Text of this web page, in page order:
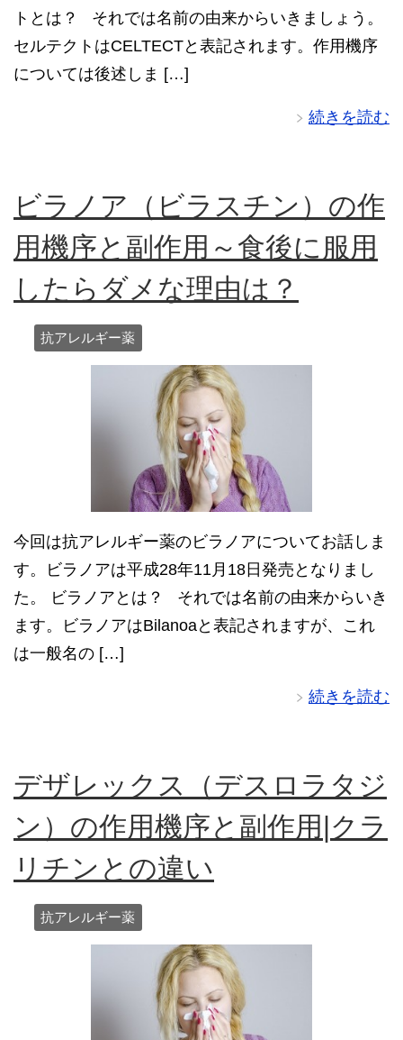
トとは？ それでは名前の由来からいきましょう。
セルテクトはCELTECTと表記されます。作用機序
については後述しま […]
続きを読む
ビラノア（ビラスチン）の作
用機序と副作用～食後に服用
したらダメな理由は？
抗アレルギー薬
今回は抗アレルギー薬のビラノアについてお話しま
す。ビラノアは平成28年11月18日発売となりまし
た。 ビラノアとは？ それでは名前の由来からいき
ます。ビラノアはBilanoaと表記されますが、これ
は一般名の […]
続きを読む
デザレックス（デスロラタジ
ン）の作用機序と副作用|クラ
リチンとの違い
抗アレルギー薬